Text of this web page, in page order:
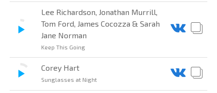
Lee Richardson, Jonathan Murrill,
Tom Ford, James Cocozza & Sarah
Jane Norman
Keep This Going
Corey Hart
Sunglasses at Night